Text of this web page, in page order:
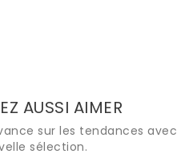
AUSSI AIMER
sur les tendances avec
sélection.